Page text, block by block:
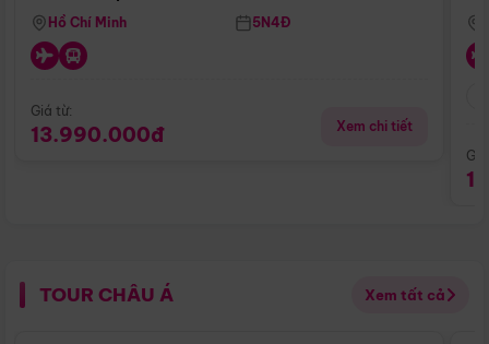
Singapore
Hồ Chí Minh 5N4Đ
Giá từ:
13.990.000đ Xem chi tiết
TOUR CHÂU Á Xem tất cả
Điểm nổi bật